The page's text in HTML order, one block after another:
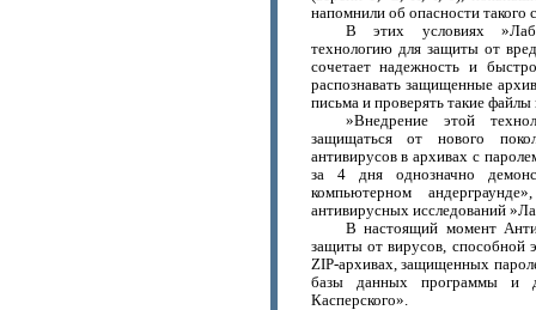
напомнили об опасности такого
В этих условиях
технологию для защиты от
сочетает надежность и
распознавать защищенные
письма и проверять такие файлы
»Внедрение этой
защищаться от нового
антивирусов в архивах с
за 4 дня однозначно
компьютерном
антивирусных исследований
В настоящий момент
защиты от вирусов, способной
ZIP-архивах, защищенных
базы данных программы и
Касперского».